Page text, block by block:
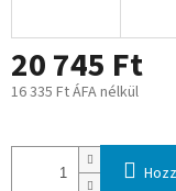
20 745 Ft
16 335 Ft ÁFA nélkül